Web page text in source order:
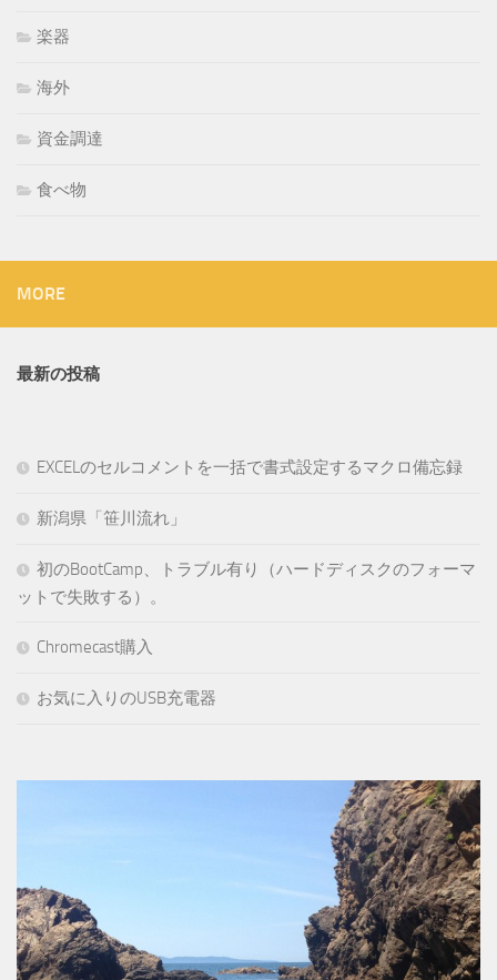
楽器
海外
資金調達
食べ物
MORE
最新の投稿
EXCELのセルコメントを一括で書式設定するマクロ備忘録
新潟県「笹川流れ」
初のBootCamp、トラブル有り（ハードディスクのフォーマ
ットで失敗する）。
Chromecast購入
お気に入りのUSB充電器